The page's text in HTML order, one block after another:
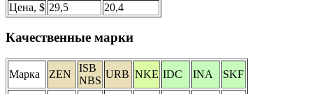
Цена, $ 29,5 20,4
Качественные марки
Марка ZEN
ISB
NBS
URB NKE IDC INA SKF